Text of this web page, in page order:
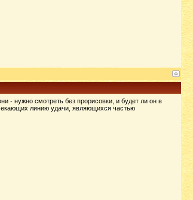
- нужно смотреть без прорисовки, и будет ли он в
линию удачи, являющихся частью